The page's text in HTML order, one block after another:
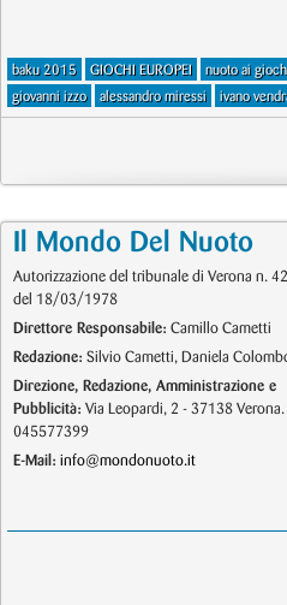
baku 2015 GIOCHI EUROPEI nuoto ai
giovanni izzo
alessandro miressi ivano
Il Mondo Del Nuoto
Autorizzazione del tribunale di Verona n.
del 18/03/1978
Direttore Responsabile: Camillo Cametti
Redazione: Silvio Cametti, Daniela
Direzione, Redazione, Amministrazione e
Pubblicità: Via Leopardi, 2 - 37138 Verona.
045577399
E-Mail: info@mondonuoto.it